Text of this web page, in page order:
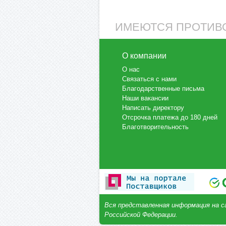
ИМЕЮТСЯ
О компании
О нас
Связаться с нами
Благодарственные письма
Наши вакансии
Написать директору
Отсрочка платежа до 180 дней
Благотворительность
Вся представленная информация на
Российской Федерации.